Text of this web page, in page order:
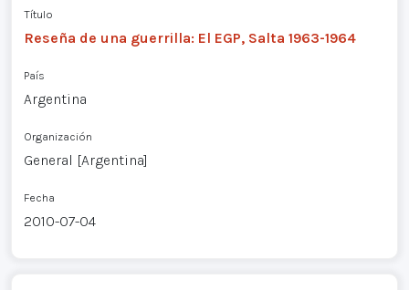
Título
Reseña de una guerrilla: El EGP, Salta 1963-1964
País
Argentina
Organización
General [Argentina]
Fecha
2010-07-04